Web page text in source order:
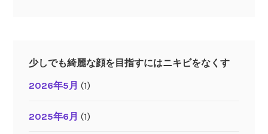
少しでも綺麗な顔を目指すにはニキビをなくす
2026年5月 (1)
2025年6月 (1)